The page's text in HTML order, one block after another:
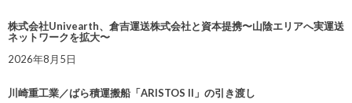
株式会社Univearth、倉吉運送株式会社と資本提携〜山陰エリアへ実運送
ネットワークを拡大〜
2026年8月5日
川崎重工業／ばら積運搬船「ARISTOS II」の引き渡し